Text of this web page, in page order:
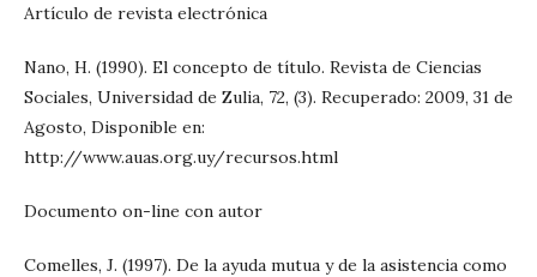
Artículo de revista electrónica
Nano, H. (1990). El concepto de título. Revista de Ciencias
Sociales, Universidad de Zulia, 72, (3). Recuperado: 2009, 31 de
Agosto, Disponible en:
http://www.auas.org.uy/recursos.html
Documento on-line con autor
Comelles, J. (1997). De la ayuda mutua y de la asistencia como